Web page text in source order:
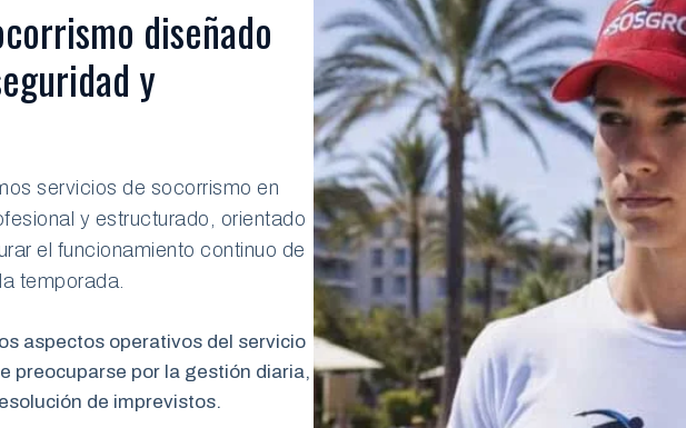
diseñado
y
servicios de socorrismo en
y estructurado, orientado
el funcionamiento continuo de
temporada.
aspectos operativos del servicio
preocuparse por la gestión diaria,
de imprevistos.